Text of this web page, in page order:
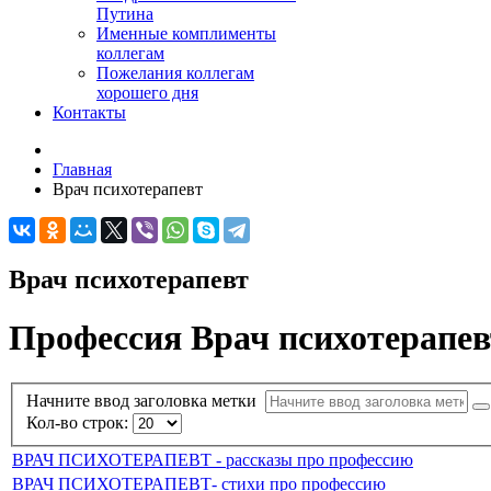
Путина
Именные комплименты
коллегам
Пожелания коллегам
хорошего дня
Контакты
Главная
Врач психотерапевт
Врач психотерапевт
Профессия Врач
Начните ввод заголовка метки
Кол-во строк:
ВРАЧ ПСИХОТЕРАПЕВТ - рассказы про профессию
ВРАЧ ПСИХОТЕРАПЕВТ- стихи про профессию